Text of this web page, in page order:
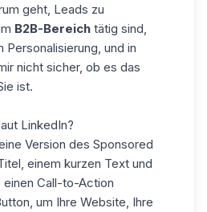
geht, Leads zu
B2B-Bereich tätig sind,
und in
nicht sicher, ob es das
ist.
LinkedIn?
Version des Sponsored
einem kurzen Text und
einen Call-to-Action
um Ihre Website, Ihre